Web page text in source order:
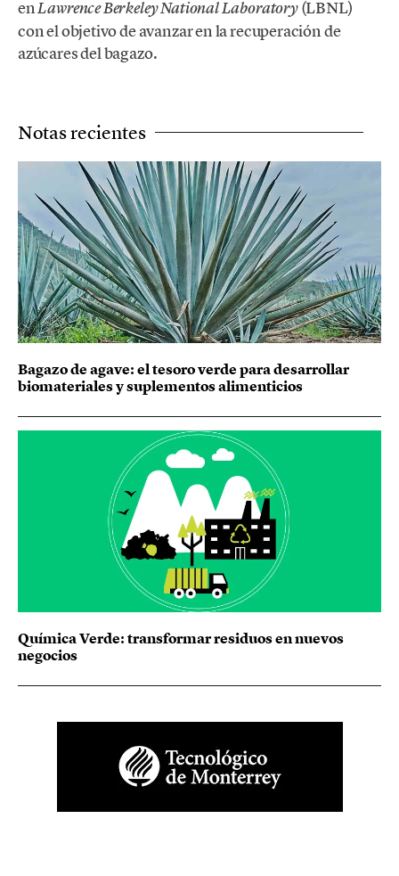
en Lawrence Berkeley National Laboratory(LBNL)
con el objetivo de avanzar en la recuperación de
azúcares del bagazo.
Notas recientes
Bagazo de agave: el tesoro verde para desarrollar
biomateriales y suplementos alimenticios
Química Verde: transformar residuos en nuevos
negocios